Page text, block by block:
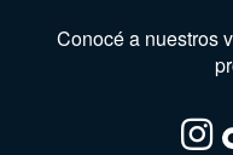
Conocé a nuestros